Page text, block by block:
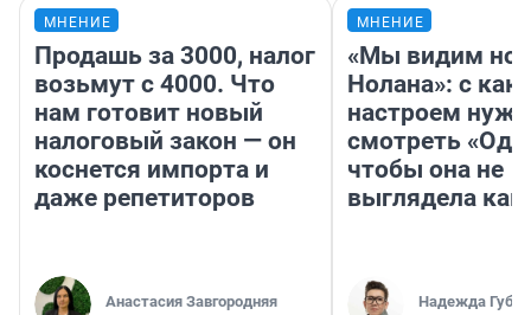
МНЕНИЕ
Продашь за 3000, налог
возьмут с 4000. Что
нам готовит новый
налоговый закон — он
коснется импорта и
даже репетиторов
Анастасия Завгородняя
МНЕНИЕ
«Мы видим
Нолана»: с
настроем
смотреть
чтобы она не
выглядела как
Надежда